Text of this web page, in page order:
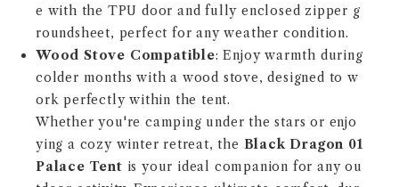
e with the TPU door and fully enclosed zipper g
roundsheet, perfect for any weather condition.
Wood Stove Compatible: Enjoy warmth during
colder months with a wood stove, designed to w
ork perfectly within the tent.
Whether you're camping under the stars or enjo
ying a cozy winter retreat, the Black Dragon 01
Palace Tent is your ideal companion for any ou